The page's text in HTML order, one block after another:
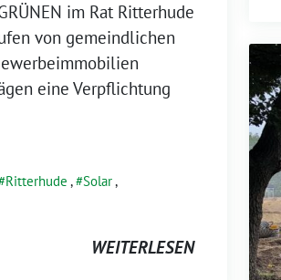
im Rat Ritterhude
von gemeindlichen
eine Verpflichtung
Ritterhude , Solar,
WEITERLESEN